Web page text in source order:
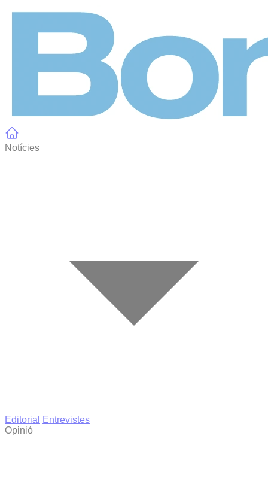
Notícies
Editorial
Entrevistes
Opinió